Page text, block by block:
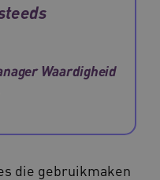
Waardigheid
die gebruikmaken